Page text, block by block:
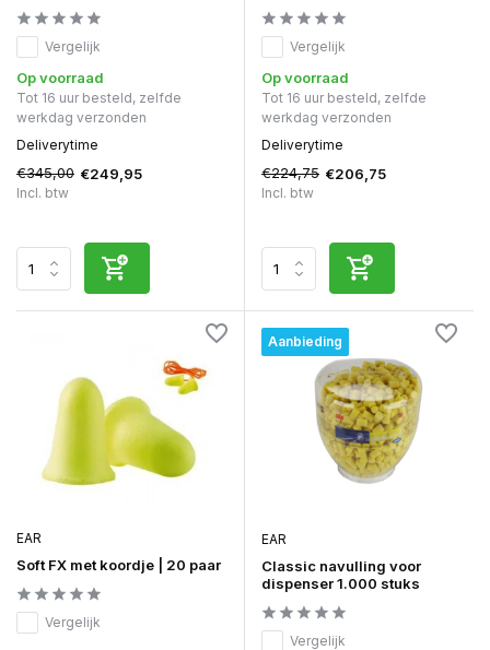
Vergelijk
Op voorraad
Tot 16 uur besteld, zelfde
werkdag verzonden
Deliverytime
€345,00 €249,95
Incl. btw
Vergelijk
Op voorraad
Tot 16 uur besteld, zelfde
werkdag verzonden
Deliverytime
€224,75 €206,75
Incl. btw
EAR
Soft FX met koordje | 20 paar
Vergelijk
Aanbieding
EAR
Classic navulling voor
dispenser 1.000 stuks
Vergelijk